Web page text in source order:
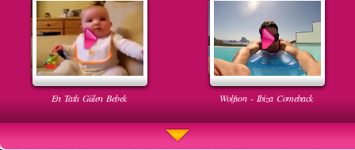
En Tatlı Gülen Bebek Wolfson - Ibiza Comeback